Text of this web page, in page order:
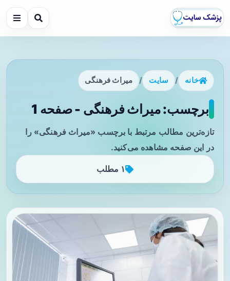
خانه / سایت / میراث فرهنگی
برچسب: میراث فرهنگی - صفحه 1
تازه‌ترین مطالب مرتبط با برچسب «میراث فرهنگی» را
در این صفحه مشاهده می‌کنید.
۱ مطلب